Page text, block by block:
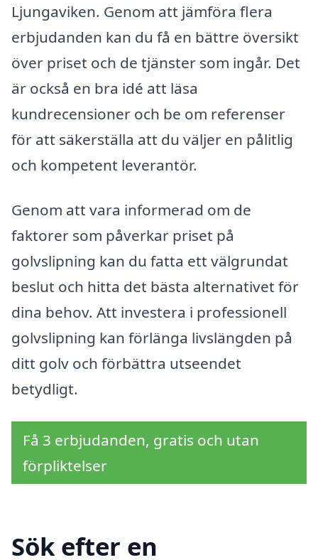
Ljungaviken. Genom att jämföra flera
erbjudanden kan du få en bättre översikt
över priset och de tjänster som ingår. Det
är också en bra idé att läsa
kundrecensioner och be om referenser
för att säkerställa att du väljer en pålitlig
och kompetent leverantör.
Genom att vara informerad om de
faktorer som påverkar priset på
golvslipning kan du fatta ett välgrundat
beslut och hitta det bästa alternativet för
dina behov. Att investera i professionell
golvslipning kan förlänga livslängden på
ditt golv och förbättra utseendet
betydligt.
Få 3 erbjudanden, gratis och utan
förpliktelser
Sök efter en